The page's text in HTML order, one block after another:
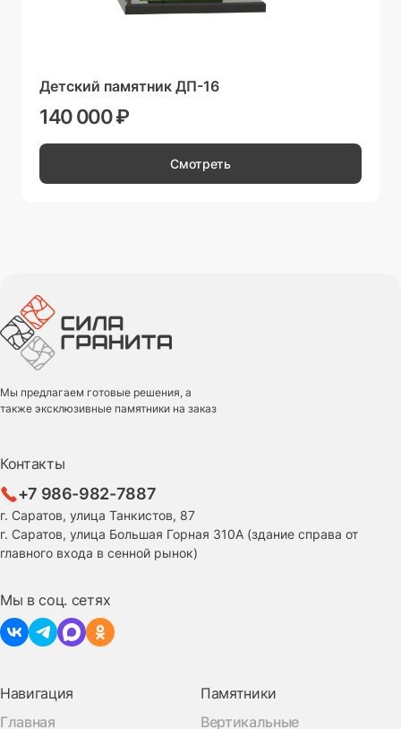
Детский памятник ДП-16
140 000 ₽
Смотреть
Мы предлагаем готовые решения, а
также эксклюзивные памятники на заказ
Навигация
Главная
Памятники
Вертикальные
Контакты
+7 986-982-7887
г. Саратов, улица Танкистов, 87
г. Саратов, улица Большая Горная 310А (здание справа от
главного входа в сенной рынок)
Мы в соц. сетях